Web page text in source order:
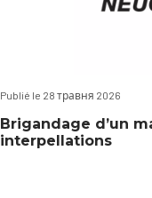
Publié le 28 травня 2026
Brigandage d’un
interpellations